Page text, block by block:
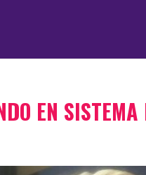
EN SISTEMA